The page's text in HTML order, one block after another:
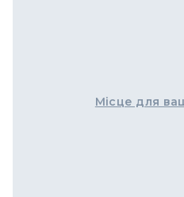
Місце для